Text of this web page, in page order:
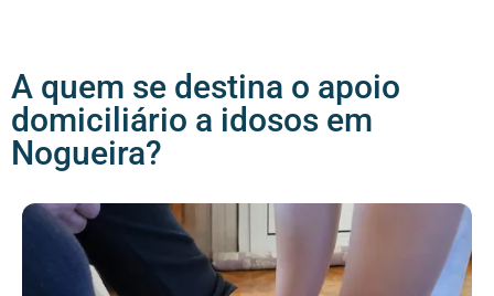
A quem se destina o apoio
domiciliário a idosos em
Nogueira?